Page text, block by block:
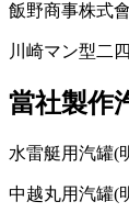
飯野商事株式
川崎マン型二
當社製作
水雷艇用汽罐(
中越丸用汽罐(